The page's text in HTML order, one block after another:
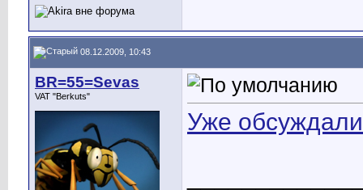
08.12.2009, 10:43
BR=55=Sevas
VAT "Berkuts"
Уже обсуждали